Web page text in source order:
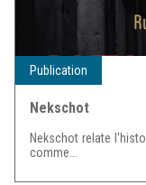
Publication
Nekschot
Nekschot relate
comme...